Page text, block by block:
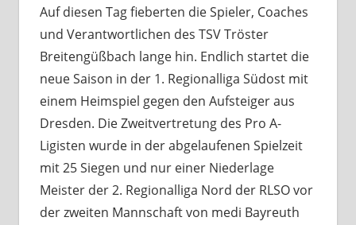
Auf diesen Tag fieberten die Spieler, Coaches
und Verantwortlichen des TSV Tröster
Breitengüßbach lange hin. Endlich startet die
neue Saison in der 1. Regionalliga Südost mit
einem Heimspiel gegen den Aufsteiger aus
Dresden. Die Zweitvertretung des Pro A-
Ligisten wurde in der abgelaufenen Spielzeit
mit 25 Siegen und nur einer Niederlage
Meister der 2. Regionalliga Nord der RLSO vor
der zweiten Mannschaft von medi Bayreuth